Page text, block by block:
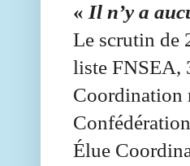
« Il n’y a
Le scrutin de
liste FNSEA,
Coordination
Élue